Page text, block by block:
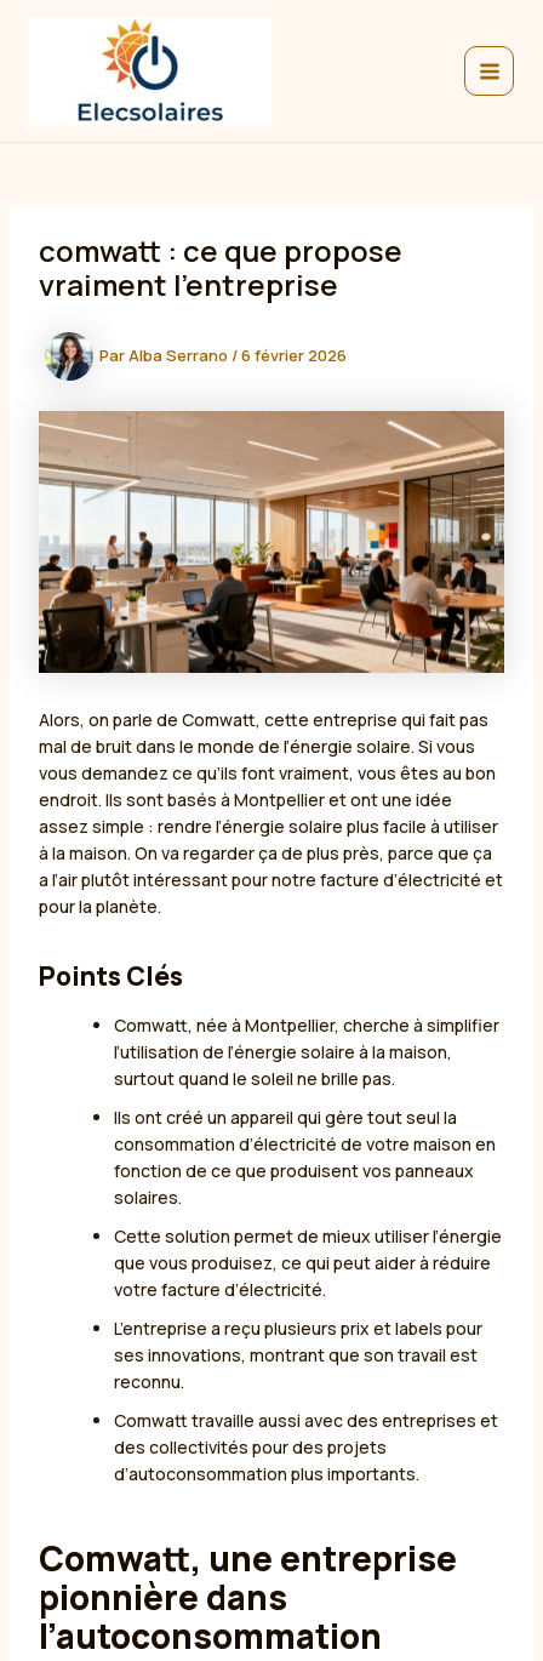
MAIN
comwatt : ce que propose
vraiment l’entreprise
Par Alba Serrano /6 février 2026
Alors, on parle de Comwatt, cette entreprise qui fait pas
mal de bruit dans le monde de l’énergie solaire. Si vous
vous demandez ce qu’ils font vraiment, vous êtes au bon
endroit. Ils sont basés à Montpellier et ont une idée
assez simple : rendre l’énergie solaire plus facile à utiliser
à la maison. On va regarder ça de plus près, parce que ça
a l’air plutôt intéressant pour notre facture d’électricité et
pour la planète.
Points Clés
Comwatt, née à Montpellier, cherche à simplifier
l’utilisation de l’énergie solaire à la maison,
surtout quand le soleil ne brille pas.
Ils ont créé un appareil qui gère tout seul la
consommation d’électricité de votre maison en
fonction de ce que produisent vos panneaux
solaires.
Cette solution permet de mieux utiliser l’énergie
que vous produisez, ce qui peut aider à réduire
votre facture d’électricité.
L’entreprise a reçu plusieurs prix et labels pour
ses innovations, montrant que son travail est
reconnu.
Comwatt travaille aussi avec des entreprises et
des collectivités pour des projets
d’autoconsommation plus importants.
Comwatt, une entreprise
pionnière dans
l’autoconsommation